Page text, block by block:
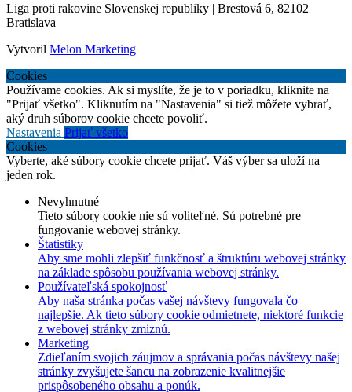
Liga proti rakovine Slovenskej republiky | Brestová 6, 82102
Bratislava
Vytvoril Melon Marketing
Cookies
Používame cookies. Ak si myslíte, že je to v poriadku, kliknite na
"Prijať všetko". Kliknutím na "Nastavenia" si tiež môžete vybrať,
aký druh súborov cookie chcete povoliť.
Nastavenia Prijať všetko
Cookies
Vyberte, aké súbory cookie chcete prijať. Váš výber sa uloží na
jeden rok.
Nevyhnutné
Tieto súbory cookie nie sú voliteľné. Sú potrebné pre
fungovanie webovej stránky.
Štatistiky
Aby sme mohli zlepšiť funkčnosť a štruktúru webovej stránky
na základe spôsobu používania webovej stránky.
Používateľská spokojnosť
Aby naša stránka počas vašej návštevy fungovala čo
najlepšie. Ak tieto súbory cookie odmietnete, niektoré funkcie
z webovej stránky zmiznú.
Marketing
Zdieľaním svojich záujmov a správania počas návštevy našej
stránky zvyšujete šancu na zobrazenie kvalitnejšie
prispôsobeného obsahu a ponúk.